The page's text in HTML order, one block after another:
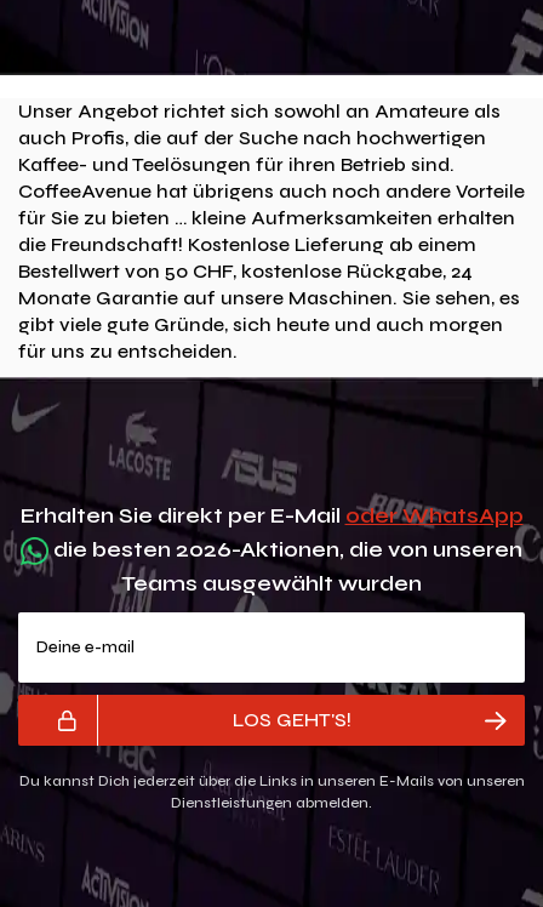
Unser Angebot richtet sich sowohl an Amateure als
auch Profis, die auf der Suche nach hochwertigen
Kaffee- und Teelösungen für ihren Betrieb sind.
CoffeeAvenue hat übrigens auch noch andere Vorteile
für Sie zu bieten … kleine Aufmerksamkeiten erhalten
die Freundschaft! Kostenlose Lieferung ab einem
Bestellwert von 50 CHF, kostenlose Rückgabe, 24
Monate Garantie auf unsere Maschinen. Sie sehen, es
gibt viele gute Gründe, sich heute und auch morgen
für uns zu entscheiden.
Erhalten Sie direkt per E-Mail oder WhatsApp
die besten 2026-Aktionen, die von unseren
Teams ausgewählt wurden
LOS GEHT'S!
Du kannst Dich jederzeit über die Links in unseren E-Mails von unseren
Dienstleistungen abmelden.